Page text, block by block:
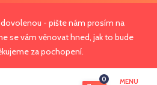
- pište nám prosím na
se vám věnovat hned, jak to bude
za pochopení.
0 MENU